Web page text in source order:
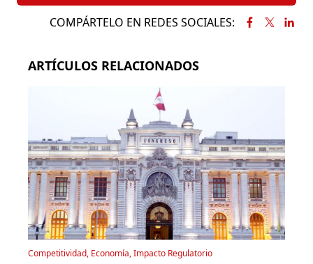
COMPÁRTELO EN REDES SOCIALES:
ARTÍCULOS RELACIONADOS
Competitividad, Economía, Impacto Regulatorio